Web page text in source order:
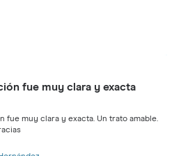
fue muy clara y exacta
fue muy clara y exacta. Un trato amable.